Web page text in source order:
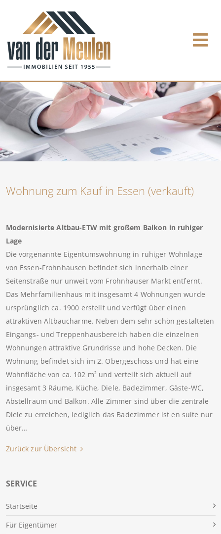
SERVICE
Für Eigentümer
Wohnung zum Kauf in Essen (verkauft)
Modernisierte Altbau-ETW mit großem Balkon in ruhiger
Lage
Die vorgenannte Eigentumswohnung in ruhiger Wohnlage
von Essen-Frohnhausen befindet sich innerhalb einer
Seitenstraße nur unweit vom Frohnhauser Markt entfernt.
Das Mehrfamilienhaus mit insgesamt 4 Wohnungen wurde
ursprünglich ca. 1900 erstellt und verfügt über einen
attraktiven Altbaucharme. Neben dem sehr schön gestalteten
Eingangs- und Treppenhausbereich haben die einzelnen
Wohnungen attraktive Grundrisse und hohe Decken. Die
Wohnung befindet sich im 2. Obergeschoss und hat eine
Wohnfläche von ca. 102 m² und verteilt sich aktuell auf
insgesamt 3 Räume, Küche, Diele, Badezimmer, Gäste-WC,
Abstellraum und Balkon. Alle Zimmer sind über die zentrale
Diele zu erreichen, lediglich das Badezimmer ist en suite nur
über…
Zurück zur Übersicht